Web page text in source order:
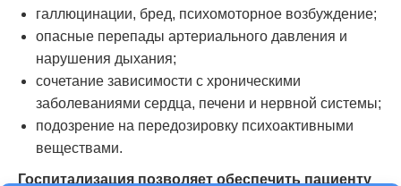
галлюцинации, бред, психомоторное возбуждение;
опасные перепады артериального давления и
нарушения дыхания;
сочетание зависимости с хроническими
заболеваниями сердца, печени и нервной системы;
подозрение на передозировку психоактивными
веществами.
Госпитализация позволяет обеспечить пациенту